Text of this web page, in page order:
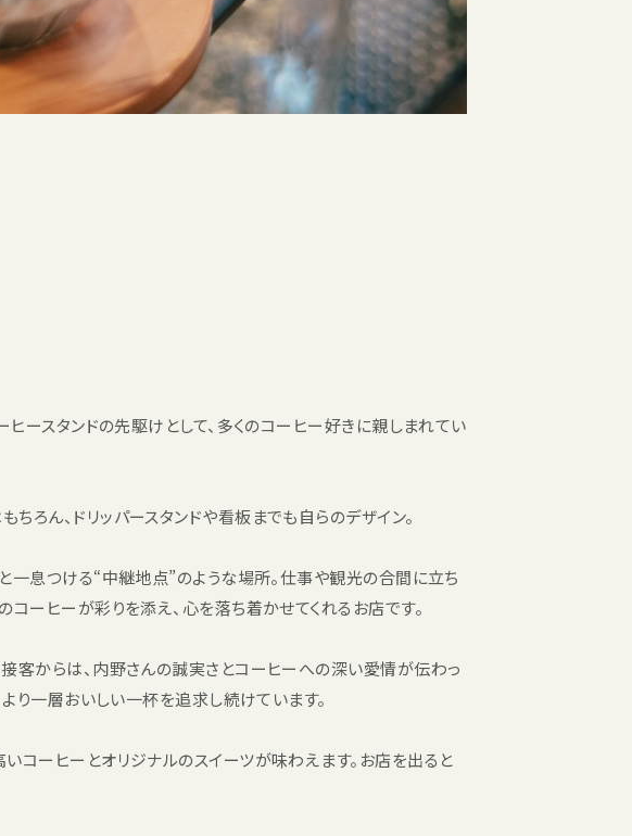
ースタンドの先駆けとして、多くのコーヒー好きに親しまれてい
ん、ドリッパースタンドや看板までも自らのデザイン。
一息つける“中継地点”のような場所。仕事や観光の合間に立ち
ーヒーが彩りを添え、心を落ち着かせてくれるお店です。
客からは、内野さんの誠実さとコーヒーへの深い愛情が伝わっ
り一層おいしい一杯を追求し続けています。
コーヒーとオリジナルのスイーツが味わえます。お店を出ると